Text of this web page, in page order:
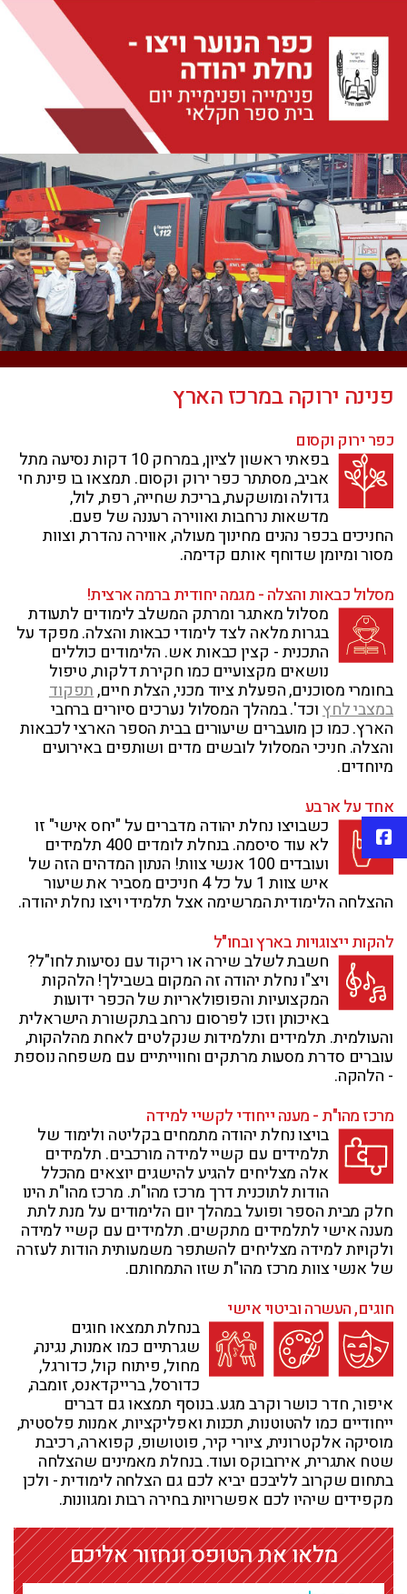
פנינה ירוקה במרכז הארץ
כפר ירוק וקסום
בפאתי ראשון לציון, במרחק 10 דקות נסיעה מתל
אביב, מסתתר כפר ירוק וקסום. תמצאו בו פינת חי
גדולה ומושקעת, בריכת שחייה, רפת, לול,
מדשאות נרחבות ואווירה רעננה של פעם.
החניכים בכפר נהנים מחינוך מעולה, אווירה נהדרת, וצוות
מסור ומיומן שדוחף אותם קדימה.
מסלול כבאות והצלה - מגמה יחודית ברמה ארצית!
מסלול מאתגר ומרתק המשלב לימודים לתעודת
בגרות מלאה לצד לימודי כבאות והצלה. מפקד על
התכנית - קצין כבאות אש. הלימודים כוללים
נושאים מקצועיים כמו חקירת דלקות, טיפול
בחומרי מסוכנים, הפעלת ציוד מכני, הצלת חיים,תפקוד
במצבי לחץוכד'. במהלך המסלול נערכים סיורים ברחבי
הארץ. כמו כן מועברים שיעורים בבית הספר הארצי לכבאות
והצלה. חניכי המסלול לובשים מדים ושותפים באירועים
מיוחדים.
אחד על ארבע
כשבויצו נחלת יהודה מדברים על "יחס אישי" זו
לא עוד סיסמה. בנחלת לומדים 400 תלמידים
ועובדים 100 אנשי צוות! הנתון המדהים הזה של
איש צוות 1 על כל 4 חניכים מסביר את שיעור
ההצלחה הלימודית המרשימה אצל תלמידי ויצו נחלת יהודה.
להקות ייצוגויות בארץ ובחו"ל
חשבת לשלב שירה או ריקוד עם נסיעות לחו"ל?
ויצ"ו נחלת יהודה זה המקום בשבילך! הלהקות
המקצועיות והפופולאריות של הכפר ידועות
באיכותן וזכו לפרסום נרחב בתקשורת הישראלית
והעולמית. תלמידים ותלמידות שנקלטים לאחת מהלהקות,
עוברים סדרת מסעות מרתקים וחווייתיים עם משפחה נוספת
- הלהקה.
מרכז מהו"ת - מענה ייחודי לקשיי למידה
בויצו נחלת יהודה מתמחים בקליטה ולימוד של
תלמידים עם קשיי למידה מורכבים. תלמידים
אלה מצליחים להגיע להישגים יוצאים מהכלל
הודות לתוכנית דרך מרכז מהו"ת. מרכז מהו"ת הינו
חלק מבית הספר ופועל במהלך יום הלימודים על מנת לתת
מענה אישי לתלמידים מתקשים. תלמידים עם קשיי למידה
ולקויות למידה מצליחים להשתפר משמעותית הודות לעזרה
של אנשי צוות מרכז מהו"ת שזו התמחותם.
חוגים, העשרה וביטוי אישי
בנחלת תמצאו חוגים
שגרתיים כמו אמנות, נגינה,
מחול, פיתוח קול, כדורגל,
כדורסל, ברייקדאנס, זומבה,
איפור, חדר כושר וקרב מגע. בנוסף תמצאו גם דברים
ייחודיים כמו להטוטנות, תכנות ואפליקציות, אמנות פלסטית,
מוסיקה אלקטרונית, ציורי קיר, פוטושופ, קפוארה, רכיבת
שטח אתגרית, אירובוקס ועוד. בנחלת מאמינים שהצלחה
בתחום שקרוב לליבכם יביא לכם גם הצלחה לימודית - ולכן
מקפידים שיהיו לכם אפשרויות בחירה רבות ומגוונות.
מלאו את הטופס ונחזור אליכם
פייסבוק